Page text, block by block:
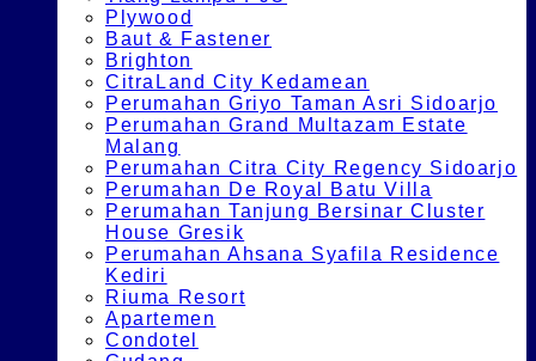
Plywood
Baut & Fastener
Brighton
CitraLand City Kedamean
Perumahan Griyo Taman Asri Sidoarjo
Perumahan Grand Multazam Estate
Malang
Perumahan Citra City Regency Sidoarjo
Perumahan De Royal Batu Villa
Perumahan Tanjung Bersinar Cluster
House Gresik
Perumahan Ahsana Syafila Residence
Kediri
Riuma Resort
Apartemen
Condotel